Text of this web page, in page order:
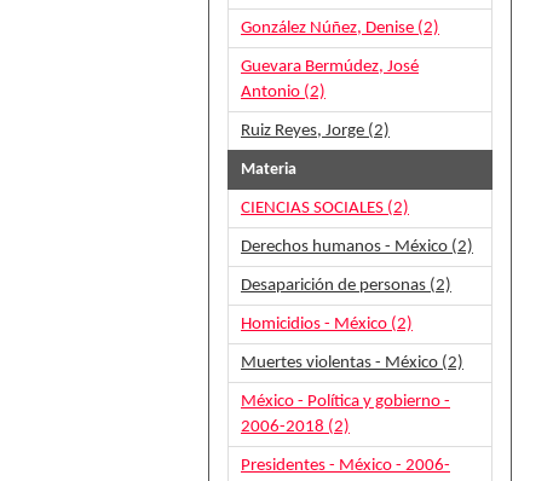
González Núñez, Denise (2)
Guevara Bermúdez, José
Antonio (2)
Ruiz Reyes, Jorge (2)
Materia
CIENCIAS SOCIALES (2)
Derechos humanos - México (2)
Desaparición de personas (2)
Homicidios - México (2)
Muertes violentas - México (2)
México - Política y gobierno -
2006-2018 (2)
Presidentes - México - 2006-